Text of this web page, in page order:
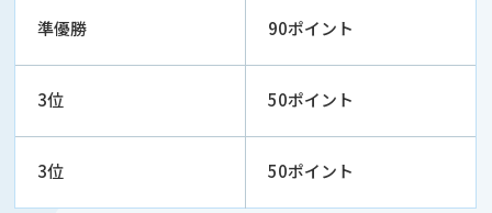
準優勝 90ポイント
3位 50ポイント
3位 50ポイント